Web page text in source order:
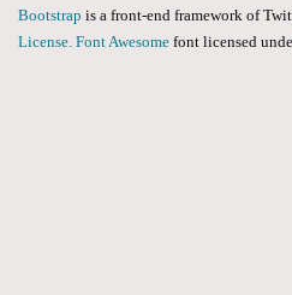
Bootstrap is a front-end framework of
License. Font Awesome font licensed